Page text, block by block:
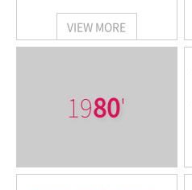
VIEW MORE
1980'